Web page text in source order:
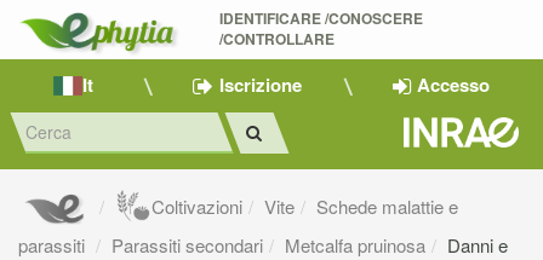
IDENTIFICARE /CONOSCERE
/CONTROLLARE
It Iscrizione Accesso
Coltivazioni Vite
Schede malattie e
parassiti
Parassiti secondari Metcalfa pruinosa
Danni e